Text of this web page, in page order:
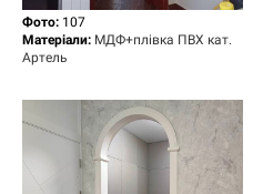
Фото: 107
Матеріали: МДФ+плівка ПВХ кат.
Артель